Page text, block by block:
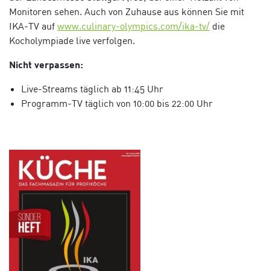
Monitoren sehen. Auch von Zuhause aus können Sie mit
IKA-TV auf www.culinary-olympics.com/ika-tv/ die
Kocholympiade live verfolgen.
Nicht verpassen:
Live-Streams täglich ab 11:45 Uhr
Programm-TV täglich von 10:00 bis 22:00 Uhr